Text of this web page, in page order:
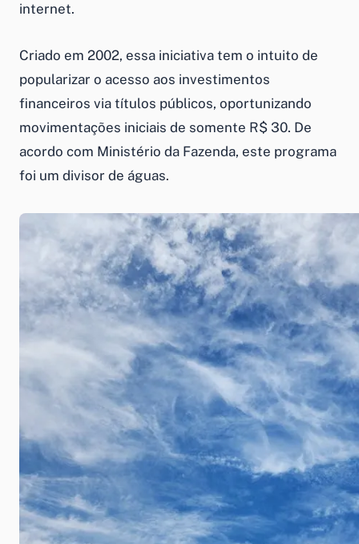
internet.
Criado em 2002, essa iniciativa tem o intuito de
popularizar o acesso aos investimentos
financeiros via títulos públicos, oportunizando
movimentações iniciais de somente R$ 30. De
acordo com Ministério da Fazenda, este programa
foi um divisor de águas.